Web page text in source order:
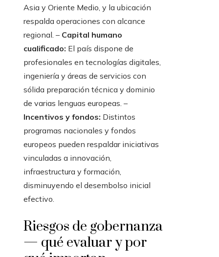
Asia y Oriente Medio, y la ubicación
respalda operaciones con alcance
regional. – Capital humano
cualificado: El país dispone de
profesionales en tecnologías digitales,
ingeniería y áreas de servicios con
sólida preparación técnica y dominio
de varias lenguas europeas. –
Incentivos y fondos: Distintos
programas nacionales y fondos
europeos pueden respaldar iniciativas
vinculadas a innovación,
infraestructura y formación,
disminuyendo el desembolso inicial
efectivo.
Riesgos de gobernanza
— qué evaluar y por